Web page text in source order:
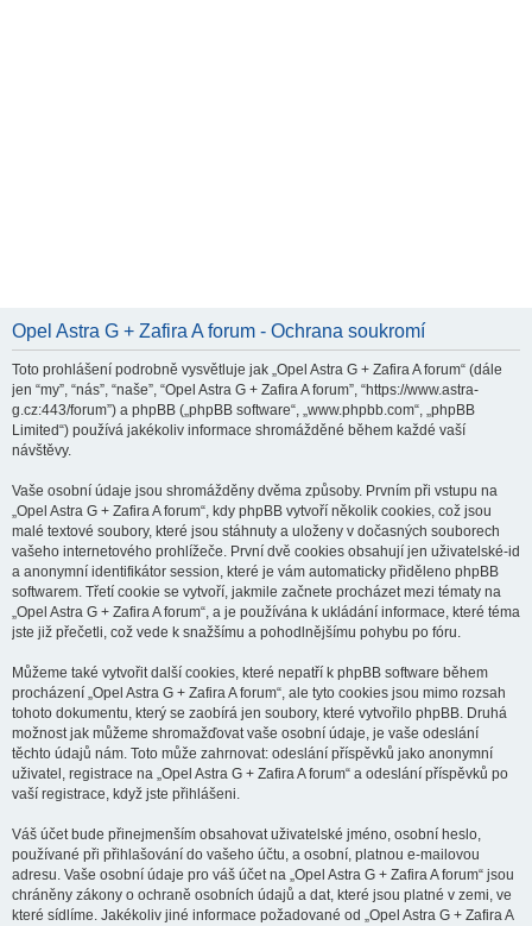
Opel Astra G + Zafira A forum - Ochrana soukromí
Toto prohlášení podrobně vysvětluje jak „Opel Astra G + Zafira A forum“ (dále
jen “my”, “nás”, “naše”, “Opel Astra G + Zafira A forum”, “https://www.astra-
g.cz:443/forum”) a phpBB („phpBB software“, „www.phpbb.com“, „phpBB
Limited“) používá jakékoliv informace shromážděné během každé vaší
návštěvy.
Vaše osobní údaje jsou shromážděny dvěma způsoby. Prvním při vstupu na
„Opel Astra G + Zafira A forum“, kdy phpBB vytvoří několik cookies, což jsou
malé textové soubory, které jsou stáhnuty a uloženy v dočasných souborech
vašeho internetového prohlížeče. První dvě cookies obsahují jen uživatelské-id
a anonymní identifikátor session, které je vám automaticky přiděleno phpBB
softwarem. Třetí cookie se vytvoří, jakmile začnete procházet mezi tématy na
„Opel Astra G + Zafira A forum“, a je používána k ukládání informace, které téma
jste již přečetli, což vede k snažšímu a pohodlnějšímu pohybu po fóru.
Můžeme také vytvořit další cookies, které nepatří k phpBB software během
procházení „Opel Astra G + Zafira A forum“, ale tyto cookies jsou mimo rozsah
tohoto dokumentu, který se zaobírá jen soubory, které vytvořilo phpBB. Druhá
možnost jak můžeme shromažďovat vaše osobní údaje, je vaše odeslání
těchto údajů nám. Toto může zahrnovat: odeslání příspěvků jako anonymní
uživatel, registrace na „Opel Astra G + Zafira A forum“ a odeslání příspěvků po
vaší registrace, když jste přihlášeni.
Váš účet bude přinejmenším obsahovat uživatelské jméno, osobní heslo,
používané při přihlašování do vašeho účtu, a osobní, platnou e-mailovou
adresu. Vaše osobní údaje pro váš účet na „Opel Astra G + Zafira A forum“ jsou
chráněny zákony o ochraně osobních údajů a dat, které jsou platné v zemi, ve
které sídlíme. Jakékoliv jiné informace požadované od „Opel Astra G + Zafira A